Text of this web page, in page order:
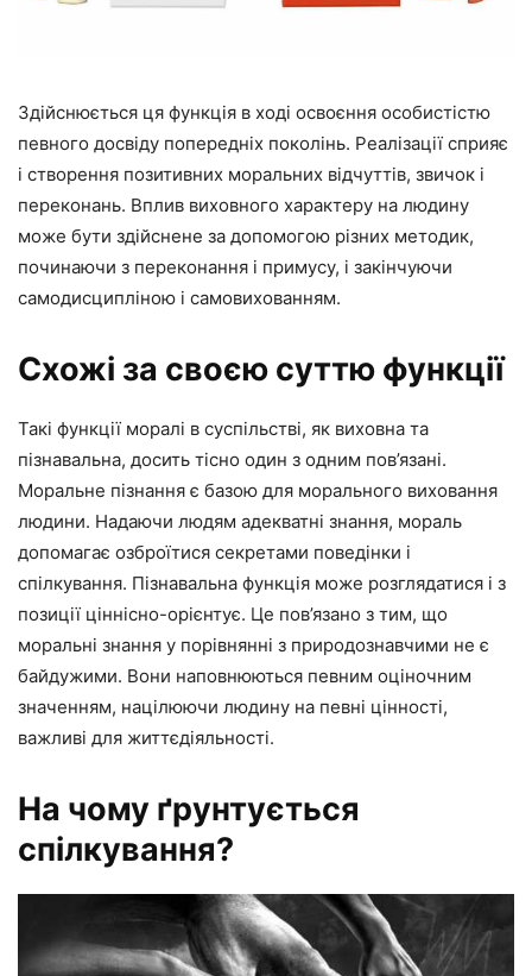
Здійснюється ця функція в ході освоєння особистістю
певного досвіду попередніх поколінь. Реалізації сприяє
і створення позитивних моральних відчуттів, звичок і
переконань. Вплив виховного характеру на людину
може бути здійснене за допомогою різних методик,
починаючи з переконання і примусу, і закінчуючи
самодисципліною і самовихованням.
Схожі за своєю суттю функції
Такі функції моралі в суспільстві, як виховна та
пізнавальна, досить тісно один з одним пов’язані.
Моральне пізнання є базою для морального виховання
людини. Надаючи людям адекватні знання, мораль
допомагає озброїтися секретами поведінки і
спілкування. Пізнавальна функція може розглядатися і з
позиції ціннісно-орієнтує. Це пов’язано з тим, що
моральні знання у порівнянні з природознавчими не є
байдужими. Вони наповнюються певним оціночним
значенням, націлюючи людину на певні цінності,
важливі для життєдіяльності.
На чому ґрунтується
спілкування?